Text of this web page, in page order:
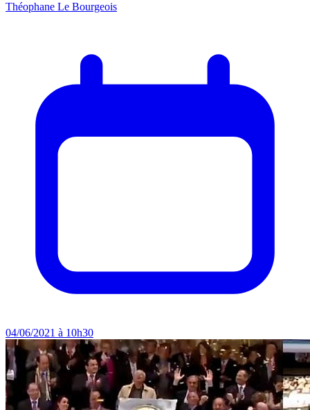
Théophane Le Bourgeois
04/06/2021 à 10h30